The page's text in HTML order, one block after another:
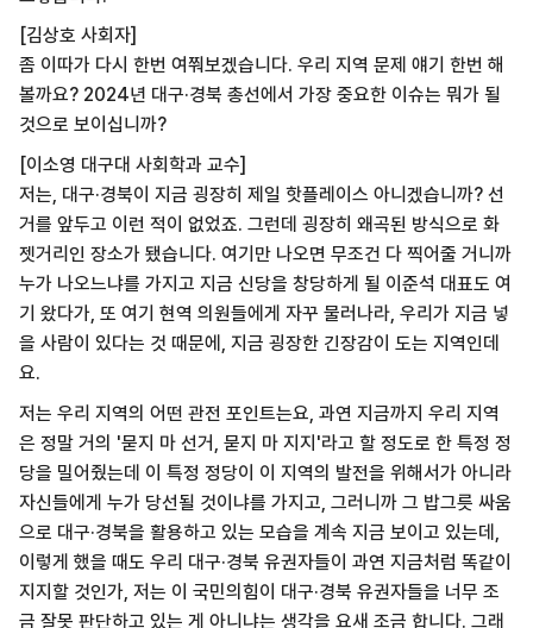
[김상호 사회자]
좀 이따가 다시 한번 여쭤보겠습니다. 우리 지역 문제 얘기 한번 해
볼까요? 2024년 대구·경북 총선에서 가장 중요한 이슈는 뭐가 될
것으로 보이십니까?
[이소영 대구대 사회학과 교수]
저는, 대구·경북이 지금 굉장히 제일 핫플레이스 아니겠습니까? 선
거를 앞두고 이런 적이 없었죠. 그런데 굉장히 왜곡된 방식으로 화
젯거리인 장소가 됐습니다. 여기만 나오면 무조건 다 찍어줄 거니까
누가 나오느냐를 가지고 지금 신당을 창당하게 될 이준석 대표도 여
기 왔다가, 또 여기 현역 의원들에게 자꾸 물러나라, 우리가 지금 넣
을 사람이 있다는 것 때문에, 지금 굉장한 긴장감이 도는 지역인데
요.
저는 우리 지역의 어떤 관전 포인트는요, 과연 지금까지 우리 지역
은 정말 거의 '묻지 마 선거, 묻지 마 지지'라고 할 정도로 한 특정 정
당을 밀어줬는데 이 특정 정당이 이 지역의 발전을 위해서가 아니라
자신들에게 누가 당선될 것이냐를 가지고, 그러니까 그 밥그릇 싸움
으로 대구·경북을 활용하고 있는 모습을 계속 지금 보이고 있는데,
이렇게 했을 때도 우리 대구·경북 유권자들이 과연 지금처럼 똑같이
지지할 것인가, 저는 이 국민의힘이 대구·경북 유권자들을 너무 조
금 잘못 판단하고 있는 게 아니냐는 생각을 요새 조금 합니다. 그래